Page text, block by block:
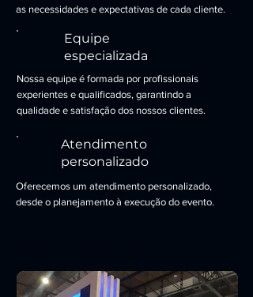
as necessidades e expectativas de cada cliente.
Equipe
especializada
Nossa equipe é formada por profissionais
experientes e qualificados, garantindo a
qualidade e satisfação dos nossos clientes.
Atendimento
personalizado
Oferecemos um atendimento personalizado,
desde o planejamento à execução do evento.